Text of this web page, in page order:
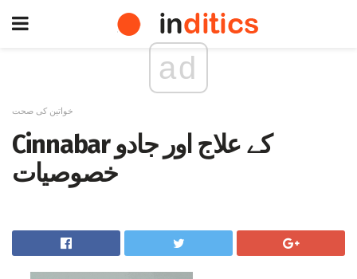
ad
خواتین کی صحت
Cinnabar کے علاج اور جادو
خصوصیات